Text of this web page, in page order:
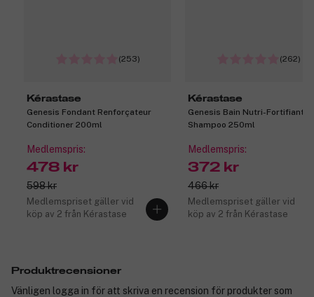
(253)
Kérastase
Genesis Fondant Renforçateur
Conditioner 200ml
Medlemspris:
478 kr
598 kr
Medlemspriset gäller vid
köp av 2 från Kérastase
(262)
Kérastase
Genesis Bain Nutri-Fortifiant
Shampoo 250ml
Medlemspris:
372 kr
466 kr
Medlemspriset gäller vid
köp av 2 från Kérastase
Produktrecensioner
Vänligen logga in för att skriva en recension för produkter som